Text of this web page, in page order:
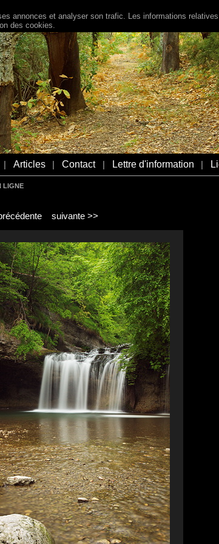
Articles Contact Lettre d'information
LIGNE
suivante >>
annonces et analyser son trafic. Les informations
des cookies.